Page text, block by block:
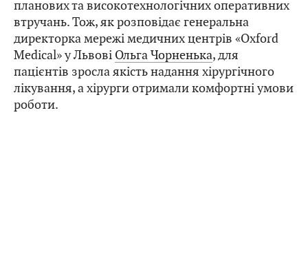
планових та високотехнологічних оперативних
втручань. Тож, як розповідає генеральна
директорка мережі медичних центрів «Oxford
Medical» у Львові Ольга Чорненька, для
пацієнтів зросла якість надання хірургічного
лікування, а хірурги отримали комфортні умови
роботи.